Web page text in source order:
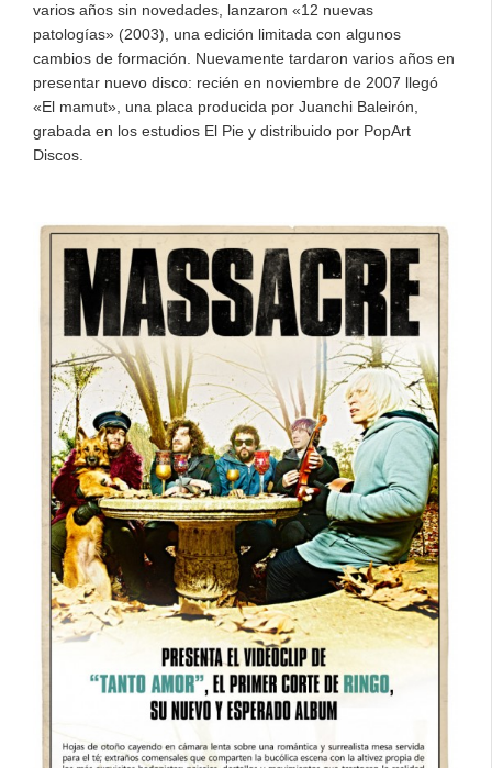
varios años sin novedades, lanzaron «12 nuevas
patologías» (2003), una edición limitada con algunos
cambios de formación. Nuevamente tardaron varios años en
presentar nuevo disco: recién en noviembre de 2007 llegó
«El mamut», una placa producida por Juanchi Baleirón,
grabada en los estudios El Pie y distribuido por PopArt
Discos.